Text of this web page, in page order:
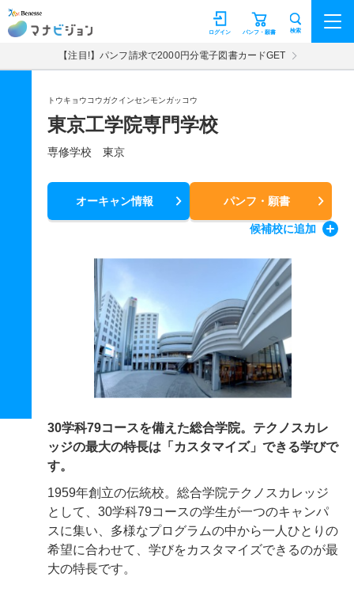
マナビジョン パンフ・願書
ログイン 検索
【注目!】パンフ請求で2000円分電子図書カードGET
トウキョウコウガクインセンモンガッコウ
東京工学院専門学校
専修学校 東京
オーキャン情報 パンフ・願書
候補校に追加
30学科79コースを備えた総合学院。テクノスカレ
ッジの最大の特長は「カスタマイズ」できる学びで
す。
1959年創立の伝統校。総合学院テクノスカレッジ
として、30学科79コースの学生が一つのキャンパ
スに集い、多様なプログラムの中から一人ひとりの
希望に合わせて、学びをカスタマイズできるのが最
大の特長です。